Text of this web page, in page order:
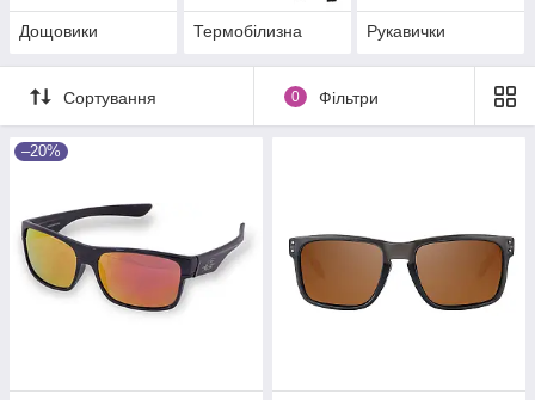
Дощовики Термобілизна Рукавички
Сортування 0 Фільтри
–20%